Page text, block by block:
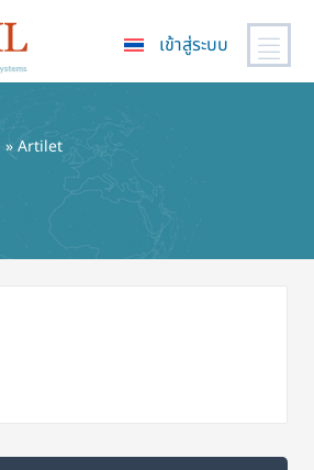
เข้าสู่ระบบ
» Artilet